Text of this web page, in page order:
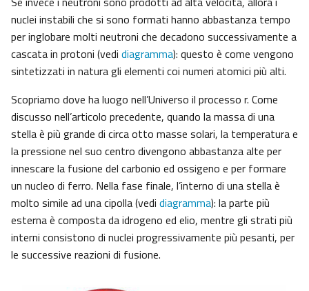
nuclei instabili che si sono formati hanno abbastanza tempo
per inglobare molti neutroni che decadono successivamente a
cascata in protoni (vedi diagramma): questo è come vengono
sintetizzati in natura gli elementi coi numeri atomici più alti.
Scopriamo dove ha luogo nell’Universo il processo r. Come
discusso nell’articolo precedente, quando la massa di una
stella è più grande di circa otto masse solari, la temperatura e
la pressione nel suo centro divengono abbastanza alte per
innescare la fusione del carbonio ed ossigeno e per formare
un nucleo di ferro. Nella fase finale, l’interno di una stella è
molto simile ad una cipolla (vedi diagramma): la parte più
esterna è composta da idrogeno ed elio, mentre gli strati più
interni consistono di nuclei progressivamente più pesanti, per
le successive reazioni di fusione.